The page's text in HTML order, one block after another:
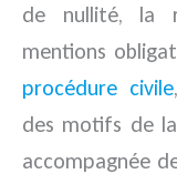
de nullité, la
mentions
procédure civile
des motifs de
accompagnée